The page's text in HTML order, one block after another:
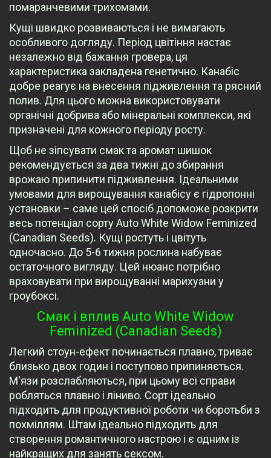
помаранчевими трихомами.
Кущі швидко розвиваються і не вимагають
особливого догляду. Період цвітіння настає
незалежно від бажання гровера, ця
характеристика закладена генетично. Канабіс
добре реагує на внесення підживлення та рясний
полив. Для цього можна використовувати
органічні добрива або мінеральні комплекси, які
призначені для кожного періоду росту.
Щоб не зіпсувати смак та аромат шишок
рекомендується за два тижні до збирання
врожаю припинити підживлення. Ідеальними
умовами для вирощування канабісу є гідропонні
установки – саме цей спосіб допоможе розкрити
весь потенціал сорту Auto White Widow Feminized
(Canadian Seeds). Кущі ростуть і цвітуть
одночасно. До 5-6 тижня рослина набуває
остаточного вигляду. Цей нюанс потрібно
враховувати при вирощуванні марихуани у
гроубоксі.
Смак і вплив Auto White Widow
Feminized (Canadian Seeds)
Легкий стоун-ефект починається плавно, триває
близько двох годин і поступово припиняється.
М'язи розслабляються, при цьому всі справи
робляться плавно і ліниво. Сорт ідеально
підходить для продуктивної роботи чи боротьби з
похміллям. Штам ідеально підходить для
створення романтичного настрою і є одним із
найкращих для занять сексом.